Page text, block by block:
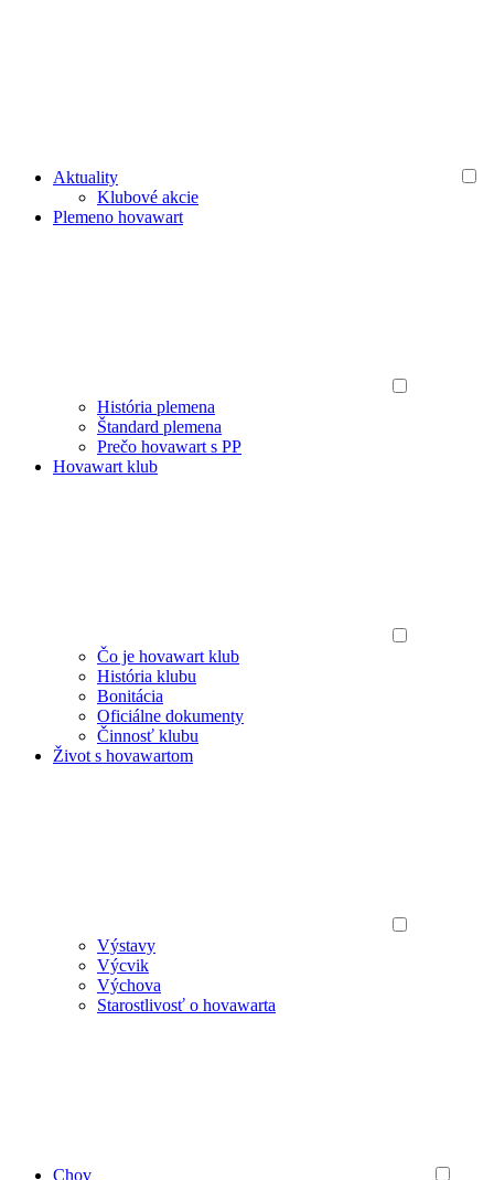
Aktuality
Klubové akcie
Plemeno hovawart
História plemena
Štandard plemena
Prečo hovawart s PP
Hovawart klub
Čo je hovawart klub
História klubu
Bonitácia
Oficiálne dokumenty
Činnosť klubu
Život s hovawartom
Výstavy
Výcvik
Výchova
Starostlivosť o hovawarta
Chov